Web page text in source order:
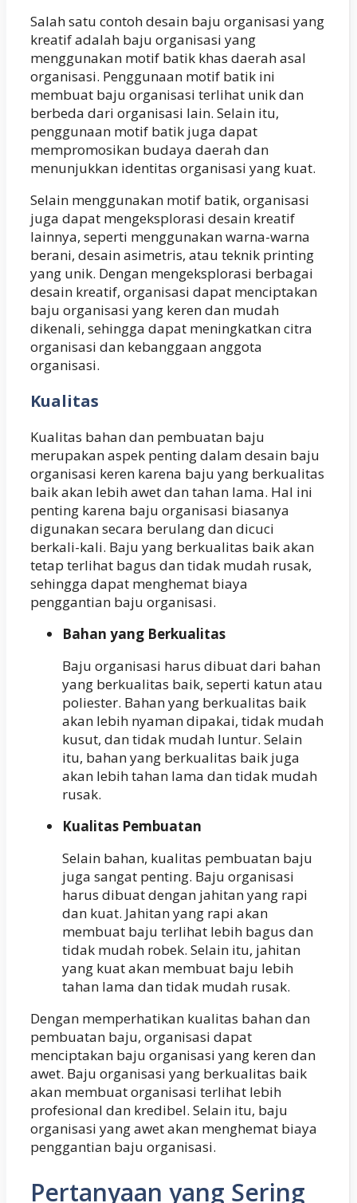
Salah satu contoh desain baju organisasi yang
kreatif adalah baju organisasi yang
menggunakan motif batik khas daerah asal
organisasi. Penggunaan motif batik ini
membuat baju organisasi terlihat unik dan
berbeda dari organisasi lain. Selain itu,
penggunaan motif batik juga dapat
mempromosikan budaya daerah dan
menunjukkan identitas organisasi yang kuat.
Selain menggunakan motif batik, organisasi
juga dapat mengeksplorasi desain kreatif
lainnya, seperti menggunakan warna-warna
berani, desain asimetris, atau teknik printing
yang unik. Dengan mengeksplorasi berbagai
desain kreatif, organisasi dapat menciptakan
baju organisasi yang keren dan mudah
dikenali, sehingga dapat meningkatkan citra
organisasi dan kebanggaan anggota
organisasi.
Kualitas
Kualitas bahan dan pembuatan baju
merupakan aspek penting dalam desain baju
organisasi keren karena baju yang berkualitas
baik akan lebih awet dan tahan lama. Hal ini
penting karena baju organisasi biasanya
digunakan secara berulang dan dicuci
berkali-kali. Baju yang berkualitas baik akan
tetap terlihat bagus dan tidak mudah rusak,
sehingga dapat menghemat biaya
penggantian baju organisasi.
Bahan yang Berkualitas
Baju organisasi harus dibuat dari bahan
yang berkualitas baik, seperti katun atau
poliester. Bahan yang berkualitas baik
akan lebih nyaman dipakai, tidak mudah
kusut, dan tidak mudah luntur. Selain
itu, bahan yang berkualitas baik juga
akan lebih tahan lama dan tidak mudah
rusak.
Kualitas Pembuatan
Selain bahan, kualitas pembuatan baju
juga sangat penting. Baju organisasi
harus dibuat dengan jahitan yang rapi
dan kuat. Jahitan yang rapi akan
membuat baju terlihat lebih bagus dan
tidak mudah robek. Selain itu, jahitan
yang kuat akan membuat baju lebih
tahan lama dan tidak mudah rusak.
Dengan memperhatikan kualitas bahan dan
pembuatan baju, organisasi dapat
menciptakan baju organisasi yang keren dan
awet. Baju organisasi yang berkualitas baik
akan membuat organisasi terlihat lebih
profesional dan kredibel. Selain itu, baju
organisasi yang awet akan menghemat biaya
penggantian baju organisasi.
Pertanyaan yang Sering